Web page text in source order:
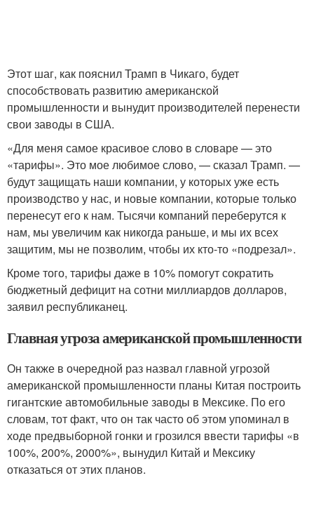
Этот шаг, как пояснил Трамп в Чикаго, будет
способствовать развитию американской
промышленности и вынудит производителей перенести
свои заводы в США.
«Для меня самое красивое слово в словаре — это
«тарифы». Это мое любимое слово, — сказал Трамп. —
будут защищать наши компании, у которых уже есть
производство у нас, и новые компании, которые только
перенесут его к нам. Тысячи компаний переберутся к
нам, мы увеличим как никогда раньше, и мы их всех
защитим, мы не позволим, чтобы их кто-то «подрезал».
Кроме того, тарифы даже в 10% помогут сократить
бюджетный дефицит на сотни миллиардов долларов,
заявил республиканец.
Главная угроза американской промышленности
Он также в очередной раз назвал главной угрозой
американской промышленности планы Китая построить
гигантские автомобильные заводы в Мексике. По его
словам, тот факт, что он так часто об этом упоминал в
ходе предвыборной гонки и грозился ввести тарифы «в
100%, 200%, 2000%», вынудил Китай и Мексику
отказаться от этих планов.